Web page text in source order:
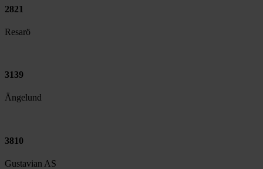
2821
Resarö
3139
Ängelund
3810
Gustavian AS